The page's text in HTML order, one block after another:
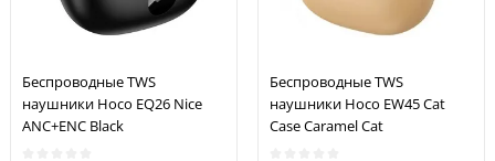
Беспроводные TWS
наушники Hoco EQ26 Nice
ANC+ENC Black
Беспроводные TWS
наушники Hoco EW45 Cat
Case Caramel Cat